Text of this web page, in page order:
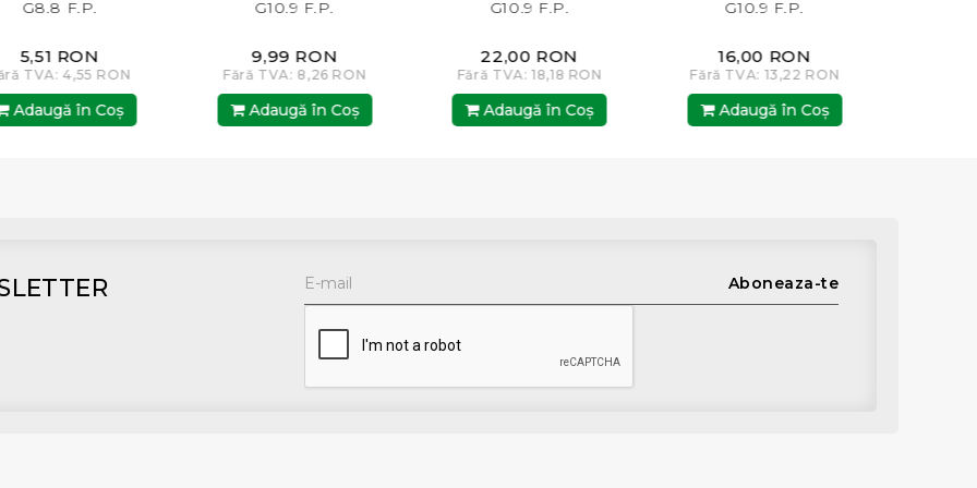
Fără TVA: 8,26 RON
Adaugă în Coş
Fără TVA: 18,18 RON
Adaugă în Coş
Fără TVA: 13,22 RON
Adaugă în Coş
Fără TVA: 7,44 RON
Aboneaza-te